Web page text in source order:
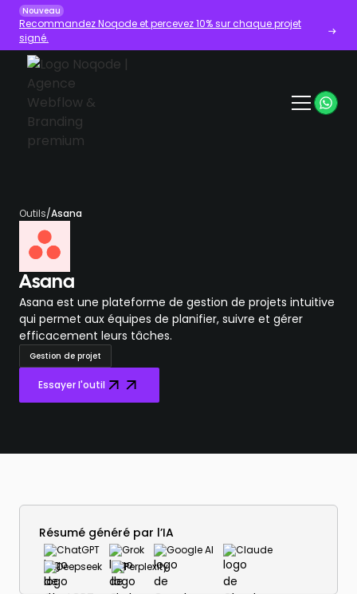
Nouveau
Recommandez Noqode et percevez 10% sur chaque projet
signé.
Outils/Asana
Asana
Asana est une plateforme de gestion de projets intuitive
qui permet aux équipes de planifier, suivre et gérer
efficacement leurs tâches.
Gestion de projet
Essayer l'outil
Résumé généré par l’IA
ChatGPT Grok Google AI
Claude
Deepseek
Perplexity